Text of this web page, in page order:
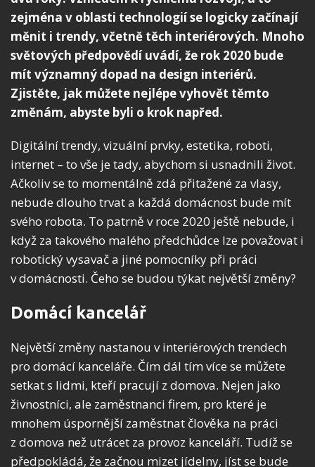
zejména v oblasti technologií se logicky začínají
měnit i trendy, včetně těch interiérových. Mnoho
světových předpovědí uvádí, že rok 2020 bude
mít významný dopad na design interiérů.
Zjistěte, jak můžete nejlépe vyhovět těmto
změnám, abyste byli o krok napřed.
Digitální trendy, vizuální prvky, estetika, roboti,
internet – to vše je tady, abychom si usnadnili život.
Ačkoliv se to momentálně zdá přitažené za vlasy,
nebude dlouho trvat a každá domácnost bude mít
svého robota. To patrně v roce 2020 ještě nebude, i
když za takového malého předchůdce lze považovat i
robotický vysavač a jiné pomocníky při práci
v domácnosti. Čeho se budou týkat největší změny?
Domácí kancelář
Největší změny nastanou v interiérových trendech
pro domácí kanceláře. Čím dál tím více se můžete
setkat s lidmi, kteří pracují z domova. Nejen jako
živnostníci, ale zaměstnanci firem, pro které je
mnohem úspornější zaměstnat člověka na práci
z domova než utrácet za provoz kanceláří. Tudíž se
předpokládá, že začnou mizet jídelny, jíst se bude